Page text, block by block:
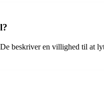
beskriver en villighed til at